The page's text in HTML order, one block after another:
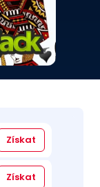
Získat
Získat